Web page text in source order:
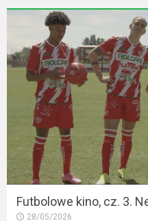
Futbolowe kino, cz. 3.
28/05/2026